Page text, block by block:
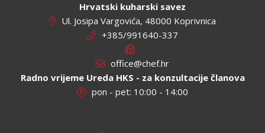
Hrvatski kuharski savez
Ul. Josipa Vargovića, 48000 Koprivnica
+385/991640-337
office@chef.hr
Radno vrijeme Ureda HKS - za konzultacije članova
pon - pet: 10:00 - 14:00